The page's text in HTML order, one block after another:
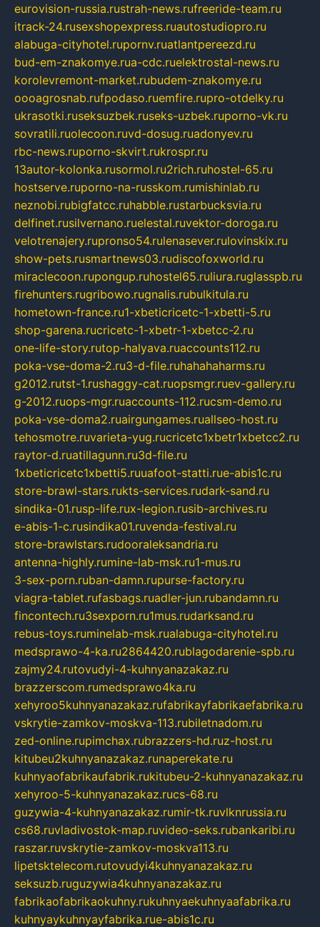
eurovision-russia.rustrah-news.rufreeride-team.ru
itrack-24.rusexshopexpress.ruautostudiopro.ru
alabuga-cityhotel.rupornv.ruatlantpereezd.ru
bud-em-znakomye.rua-cdc.ruelektrostal-news.ru
korolevremont-market.rubudem-znakomye.ru
oooagrosnab.rufpodaso.ruemfire.rupro-otdelky.ru
ukrasotki.ruseksuzbek.ruseks-uzbek.ruporno-vk.ru
sovratili.ruolecoon.ruvd-dosug.ruadonyev.ru
rbc-news.ruporno-skvirt.rukrospr.ru
13autor-kolonka.rusormol.ru2rich.ruhostel-65.ru
hostserve.ruporno-na-russkom.rumishinlab.ru
neznobi.rubigfatcc.ruhabble.rustarbucksvia.ru
delfinet.rusilvernano.ruelestal.ruvektor-doroga.ru
velotrenajery.rupronso54.rulenasever.rulovinskix.ru
show-pets.rusmartnews03.rudiscofoxworld.ru
miraclecoon.rupongup.ruhostel65.ruliura.ruglasspb.ru
firehunters.rugribowo.rugnalis.rubulkitula.ru
hometown-france.ru1-xbeticricetc-1-xbetti-5.ru
shop-garena.rucricetc-1-xbetr-1-xbetcc-2.ru
one-life-story.rutop-halyava.ruaccounts112.ru
poka-vse-doma-2.ru3-d-file.ruhahahaharms.ru
g2012.rutst-1.rushaggy-cat.ruopsmgr.ruev-gallery.ru
g-2012.ruops-mgr.ruaccounts-112.rucsm-demo.ru
poka-vse-doma2.ruairgungames.ruallseo-host.ru
tehosmotre.ruvarieta-yug.rucricetc1xbetr1xbetcc2.ru
raytor-d.ruatillagunn.ru3d-file.ru
1xbeticricetc1xbetti5.ruuafoot-statti.rue-abis1c.ru
store-brawl-stars.rukts-services.rudark-sand.ru
sindika-01.rusp-life.rux-legion.rusib-archives.ru
e-abis-1-c.rusindika01.ruvenda-festival.ru
store-brawlstars.rudooraleksandria.ru
antenna-highly.rumine-lab-msk.ru1-mus.ru
3-sex-porn.ruban-damn.rupurse-factory.ru
viagra-tablet.rufasbags.ruadler-jun.rubandamn.ru
fincontech.ru3sexporn.ru1mus.rudarksand.ru
rebus-toys.ruminelab-msk.rualabuga-cityhotel.ru
medsprawo-4-ka.ru2864420.rublagodarenie-spb.ru
zajmy24.rutovudyi-4-kuhnyanazakaz.ru
brazzerscom.rumedsprawo4ka.ru
xehyroo5kuhnyanazakaz.rufabrikayfabrikaefabrika.ru
vskrytie-zamkov-moskva-113.rubiletnadom.ru
zed-online.rupimchax.rubrazzers-hd.ruz-host.ru
kitubeu2kuhnyanazakaz.runaperekate.ru
kuhnyaofabrikaufabrik.rukitubeu-2-kuhnyanazakaz.ru
xehyroo-5-kuhnyanazakaz.rucs-68.ru
guzywia-4-kuhnyanazakaz.rumir-tk.ruvlknrussia.ru
cs68.ruvladivostok-map.ruvideo-seks.rubankaribi.ru
raszar.ruvskrytie-zamkov-moskva113.ru
lipetsktelecom.rutovudyi4kuhnyanazakaz.ru
seksuzb.ruguzywia4kuhnyanazakaz.ru
fabrikaofabrikaokuhny.rukuhnyaekuhnyaafabrika.ru
kuhnyaykuhnyayfabrika.rue-abis1c.ru